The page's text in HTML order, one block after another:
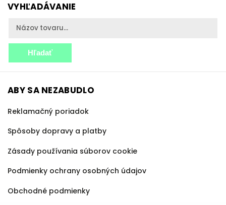
VYHĽADÁVANIE
Hľadať
ABY SA NEZABUDLO
Reklamačný poriadok
Spôsoby dopravy a platby
Zásady používania súborov cookie
Podmienky ochrany osobných údajov
Obchodné podmienky